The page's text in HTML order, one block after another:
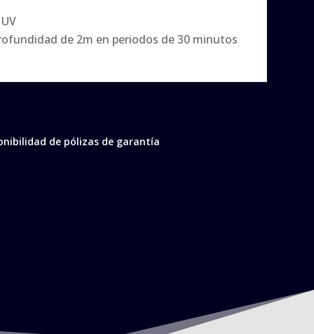
de 2m en periodos de 30 minutos
de pólizas de garantía